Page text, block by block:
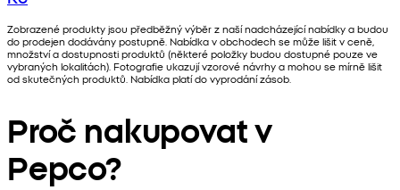
Zobrazené produkty jsou předběžný výběr z naší nadcházející nabídky a budou
do prodejen dodávány postupně. Nabídka v obchodech se může lišit v ceně,
množství a dostupnosti produktů (některé položky budou dostupné pouze ve
vybraných lokalitách). Fotografie ukazují vzorové návrhy a mohou se mírně lišit
od skutečných produktů. Nabídka platí do vyprodání zásob.
Proč nakupovat v
Pepco?